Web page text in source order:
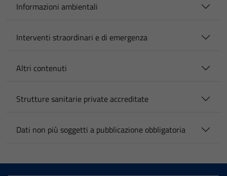
Informazioni ambientali
Interventi straordinari e di emergenza
Altri contenuti
Strutture sanitarie private accreditate
Dati non più soggetti a pubblicazione obbligatoria